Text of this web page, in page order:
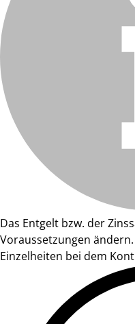
Das Entgelt bzw. der
Voraussetzungen
Einzelheiten bei dem